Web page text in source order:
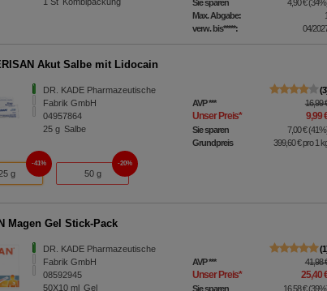
Sie sparen 4,90 €(34%
Max. Abgabe:
1
verw. bis*****:
04/
Akut Salbe mit Lidocain
DR. KADE Pharmazeutische
Fabrik GmbH
04957864
25g Salbe
3
AVP*** 16,99
Unser Preis* 9,99
Sie sparen 7,00 €(41%
Grundpreis
399,60 €pro 1
g
41%
50 g
20%
Magen Gel Stick-Pack
DR. KADE Pharmazeutische
Fabrik GmbH
08592945
50X10 ml Gel
1
AVP*** 41,98
Unser Preis* 25,40
Sie sparen 16,58 €(39%